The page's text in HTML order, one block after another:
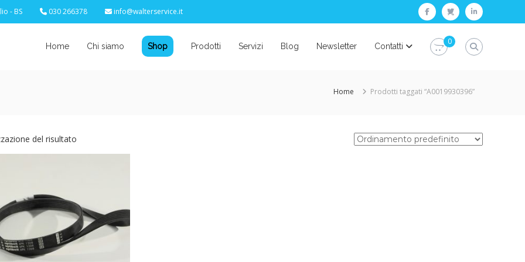
- BS 030 266378 info@walterservice.it facebooktwitterlinkedin
Home Chi siamo Shop Prodotti Servizi Blog Newsletter Contatti
0
Home Prodotti taggati “A0019930396”
del risultato